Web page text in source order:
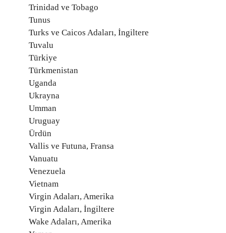
Trinidad ve Tobago
Tunus
Turks ve Caicos Adaları, İngiltere
Tuvalu
Türkiye
Türkmenistan
Uganda
Ukrayna
Umman
Uruguay
Ürdün
Vallis ve Futuna, Fransa
Vanuatu
Venezuela
Vietnam
Virgin Adaları, Amerika
Virgin Adaları, İngiltere
Wake Adaları, Amerika